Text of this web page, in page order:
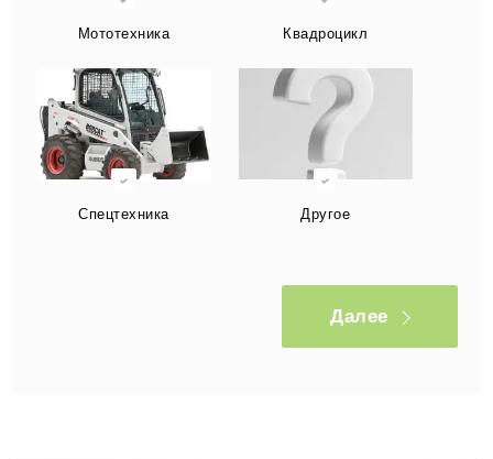
Мототехника Квадроцикл
Спецтехника Другое
Далее